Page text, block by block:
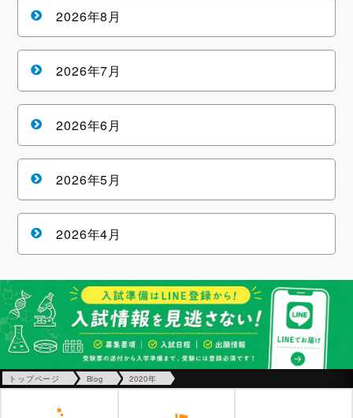
2026年8月
2026年7月
2026年6月
2026年5月
2026年4月
トップページ Blog 2020年